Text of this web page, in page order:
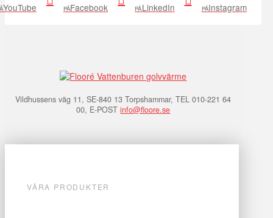
YouTube
PÅFacebook
PÅLinkedIn
PÅInstagram
Vildhussens väg 11, SE-840 13 Torpshammar, TEL 010-221 64
00, E-POSTinfo@floore.se
VÅRA PRODUKTER